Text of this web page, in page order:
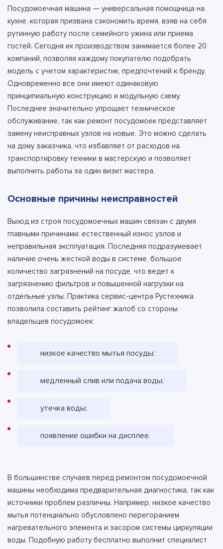
Посудомоечная машина — универсальная помощница на
кухне, которая призвана сэкономить время, взяв на себя
рутинную работу после семейного ужина или приема
гостей. Сегодня их производством занимается более 20
компаний, позволяя каждому покупателю подобрать
модель с учетом характеристик, предпочтений к бренду.
Одновременно все они имеют одинаковую
принципиальную конструкцию и модульную схему.
Последнее значительно упрощает техническое
обслуживание, так как ремонт посудомоек представляет
замену неисправных узлов на новые. Это можно сделать
на дому заказчика, что избавляет от расходов на
транспортировку техники в мастерскую и позволяет
выполнить работы за один визит мастера.
Основные причины неисправностей
Выход из строя посудомоечных машин связан с двумя
главными причинами: естественный износ узлов и
неправильная эксплуатация. Последняя подразумевает
наличие очень жесткой воды в системе, большое
количество загрязнений на посуде, что ведет к
загрязнению фильтров и повышенной нагрузки на
отдельные узлы. Практика сервис-центра Рустехника
позволила составить рейтинг жалоб со стороны
владельцев посудомоек:
низкое качество мытья посуды;
медленный слив или подача воды;
утечка воды;
появление ошибки на дисплее.
В большинстве случаев перед ремонтом посудомоечной
машины необходима предварительная диагностика, так как
источники проблем различны. Например, низкое качество
мытья потенциально обусловлено перегоранием
нагревательного элемента и засором системы циркуляции
воды. Подобную работу бесплатно выполнит специалист